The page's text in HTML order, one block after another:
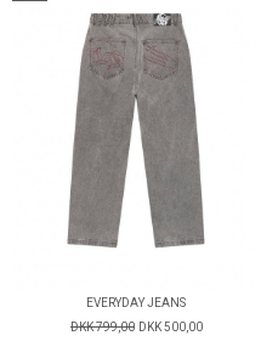
EVERYDAY JEANS
DKK 799,00 DKK 500,00